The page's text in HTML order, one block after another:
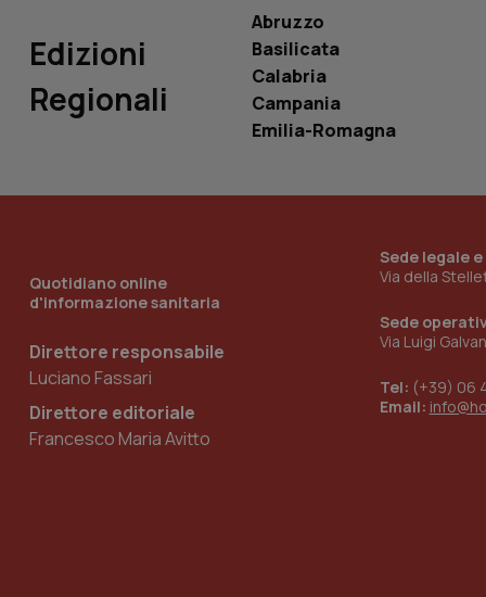
Edizioni
Regionali
Abruzzo
Basilicata
Calabria
Campania
Emilia-Romagna
Quotidiano online
d'informazione sanitaria
Direttore responsabile
Luciano Fassari
Direttore editoriale
Francesco Maria Avitto
Sede legale
Via della
Sede
Via Luigi
Tel: (+39) 06
Email:
named-enable